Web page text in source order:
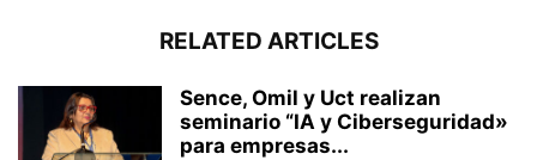
RELATED ARTICLES
Sence, Omil y Uct realizan
seminario “IA y Ciberseguridad»
para empresas...